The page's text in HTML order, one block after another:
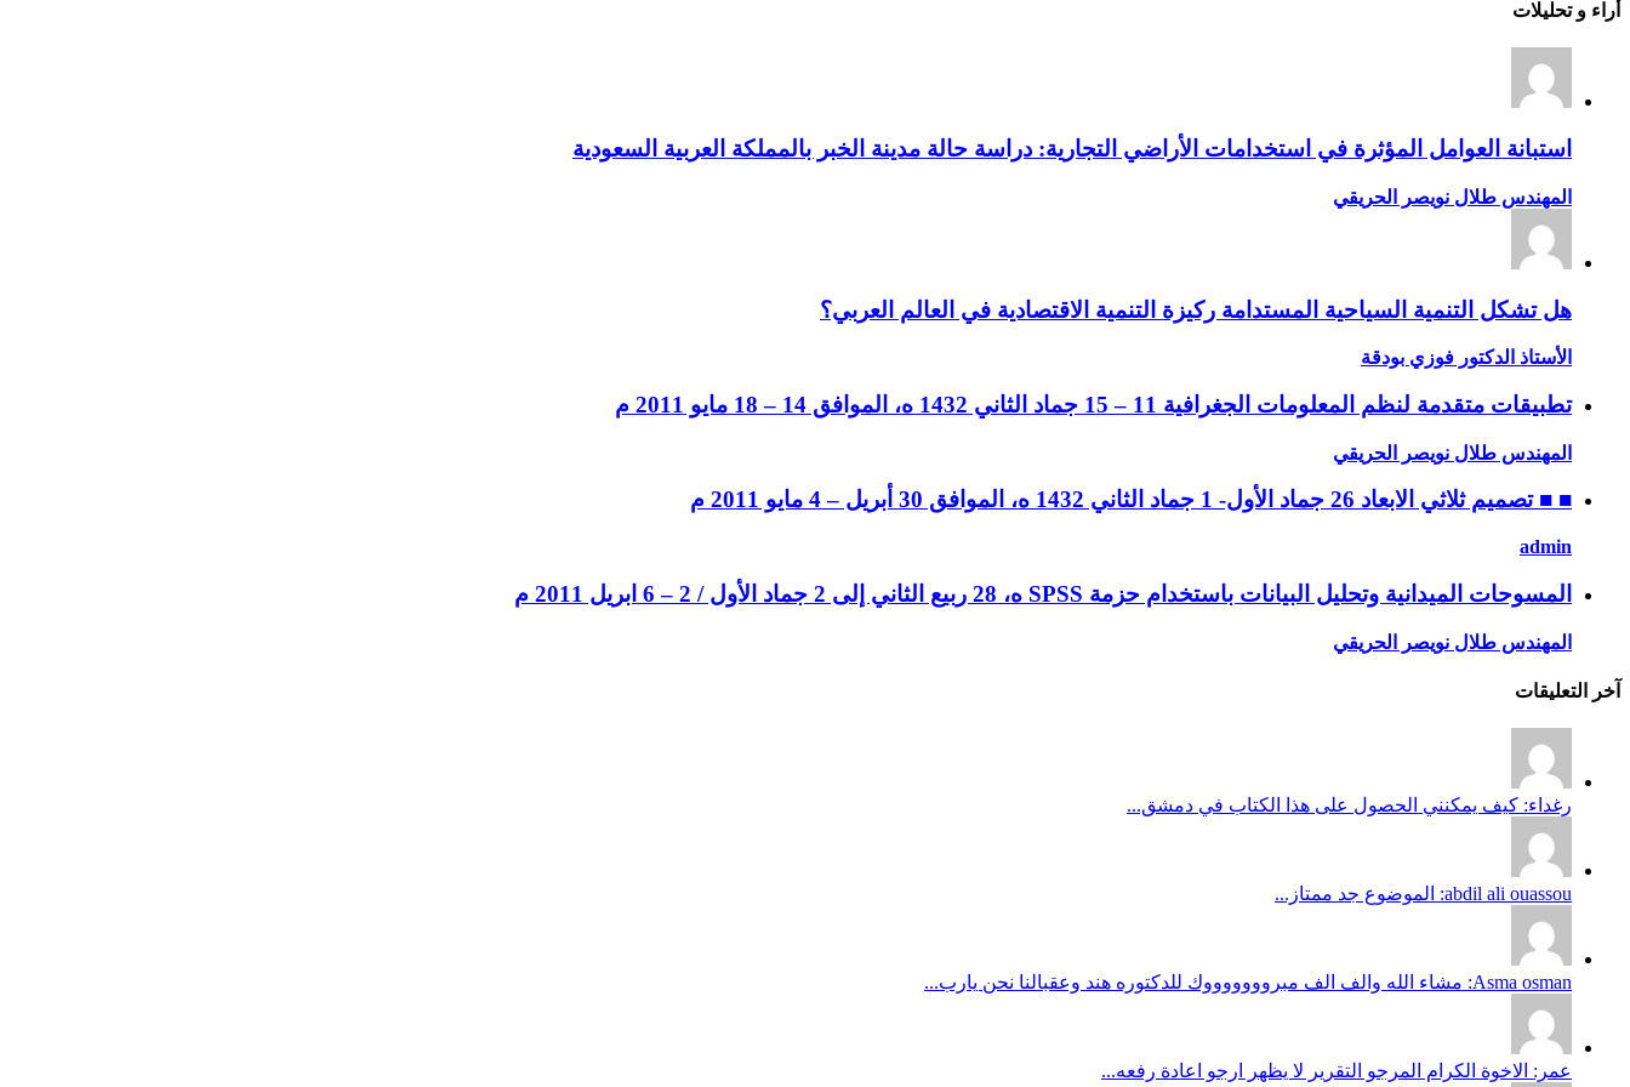
أراء و تحليلات
استبانة العوامل المؤثرة في استخدامات الأراضي التجارية: دراسة حالة مدينة الخبر بالمملكة العربية السعودية
المهندس طلال نويصر الحريقي
هل تشكل التنمية السياحية المستدامة ركيزة التنمية الاقتصادية في العالم العربي؟
الأستاذ الدكتور فوزي بودقة
تطبيقات متقدمة لنظم المعلومات الجغرافية 11 – 15 جماد الثاني 1432 ه، الموافق 14 – 18 مايو 2011 م
المهندس طلال نويصر الحريقي
■ ■ تصميم ثلاثي الابعاد 26 جماد الأول- 1 جماد الثاني 1432 ه، الموافق 30 أبريل – 4 مايو 2011 م
admin
المسوحات الميدانية وتحليل البيانات باستخدام حزمة SPSS ه، 28 ربيع الثاني إلى 2 جماد الأول / 2 – 6 ابريل 2011 م
المهندس طلال نويصر الحريقي
آخر التعليقات
رغداء: كيف يمكنني الحصول على هذا الكتاب في دمشق...
abdil ali ouassou: الموضوع جد ممتاز...
Asma osman: مشاء الله والف الف مبروووووووك للدكتوره هند وعقبالنا نحن يارب...
عمر: الاخوة الكرام المرجو التقرير لا يظهر ارجو اعادة رفعه...